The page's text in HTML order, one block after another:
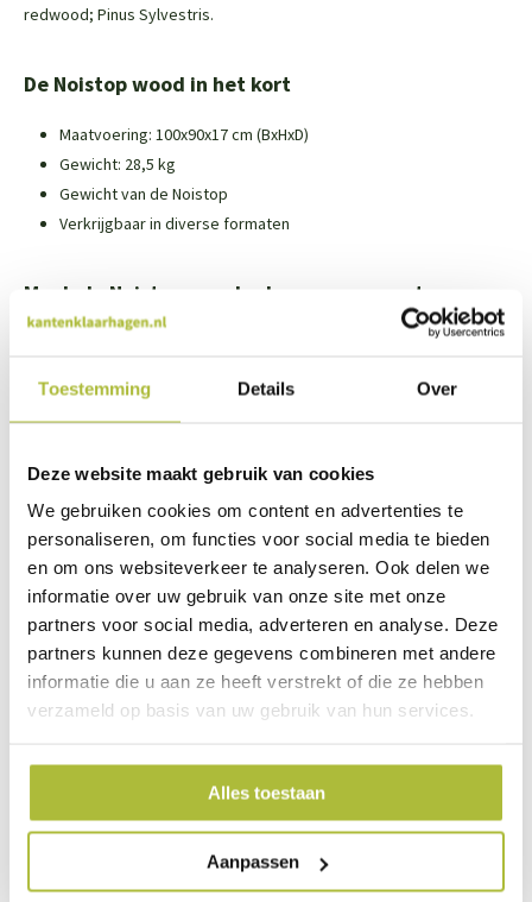
Toestemming Details Over
Deze website maakt gebruik van cookies
We gebruiken cookies om content en advertenties te
personaliseren, om functies voor social media te bieden
en om ons websiteverkeer te analyseren. Ook delen we
informatie over uw gebruik van onze site met onze
partners voor social media, adverteren en analyse. Deze
partners kunnen deze gegevens combineren met andere
informatie die u aan ze heeft verstrekt of die ze hebben
verzameld op basis van uw gebruik van hun services.
Alles toestaan
Aanpassen
redwood; Pinus Sylvestris.
De Noistop wood in het kort
Maatvoering: 100x90x17 cm (BxHxD)
Gewicht: 28,5 kg
Gewicht van de Noistop
Verkrijgbaar in diverse formaten
Maak de Noistop wood schermen op maat
Deze schermen zijn zelf op maat te maken. Voor dit scherm is geen
staan. Deze schermen stapel je totdat de gewenste hoogte bereikt
projecten kan u ook informeren naar onze andere NoiStop
schermen, waaronder: Madeira, Capri en Ibiza.
Beplanting tegen de Noistop schermen
Je kunt heel goed klimplanten tegen dit scherm laten groeien.
We staan voor je klaar
Wil je advies of heb je een vraag? Neem contact op met ons
team!